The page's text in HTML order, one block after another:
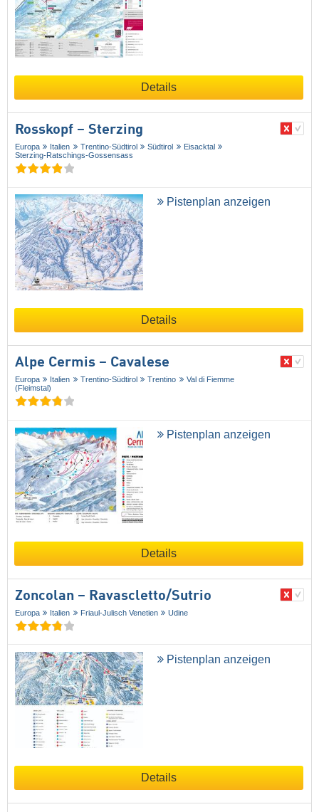
Details
Rosskopf – Sterzing
Europa Italien Trentino-Südtirol Südtirol
Eisacktal
Sterzing-Ratschings-Gossensass
Pistenplan anzeigen
Details
Alpe Cermis – Cavalese
Europa Italien Trentino-Südtirol Trentino
Val di Fiemme
(Fleimstal)
Pistenplan anzeigen
Details
Zoncolan – Ravascletto/​Sutrio
Europa Italien Friaul-Julisch Venetien Udine
Pistenplan anzeigen
Details